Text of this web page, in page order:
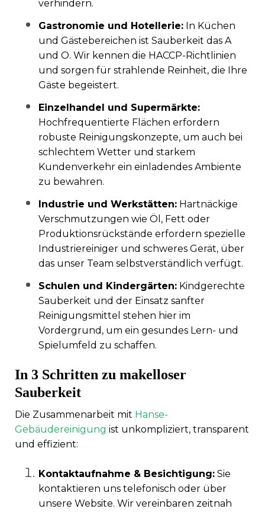
verhindern.
Gastronomie und Hotellerie: In Küchen
und Gästebereichen ist Sauberkeit das A
und O. Wir kennen die HACCP-Richtlinien
und sorgen für strahlende Reinheit, die Ihre
Gäste begeistert.
Einzelhandel und Supermärkte:
Hochfrequentierte Flächen erfordern
robuste Reinigungskonzepte, um auch bei
schlechtem Wetter und starkem
Kundenverkehr ein einladendes Ambiente
zu bewahren.
Industrie und Werkstätten: Hartnäckige
Verschmutzungen wie Öl, Fett oder
Produktionsrückstände erfordern spezielle
Industriereiniger und schweres Gerät, über
das unser Team selbstverständlich verfügt.
Schulen und Kindergärten: Kindgerechte
Sauberkeit und der Einsatz sanfter
Reinigungsmittel stehen hier im
Vordergrund, um ein gesundes Lern- und
Spielumfeld zu schaffen.
In 3 Schritten zu makelloser
Sauberkeit
Die Zusammenarbeit mit Hanse-
Gebäudereinigung ist unkompliziert, transparent
und effizient:
Kontaktaufnahme & Besichtigung: Sie
kontaktieren uns telefonisch oder über
unsere Website. Wir vereinbaren zeitnah